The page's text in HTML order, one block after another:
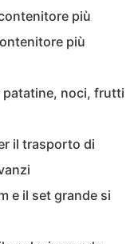
più
più
noci, frutti
il trasporto di
e il set grande si